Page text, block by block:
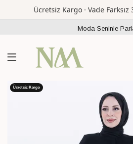
Ücretsiz Kargo · Vade
Moda Seninle
Ücretsiz Kargo